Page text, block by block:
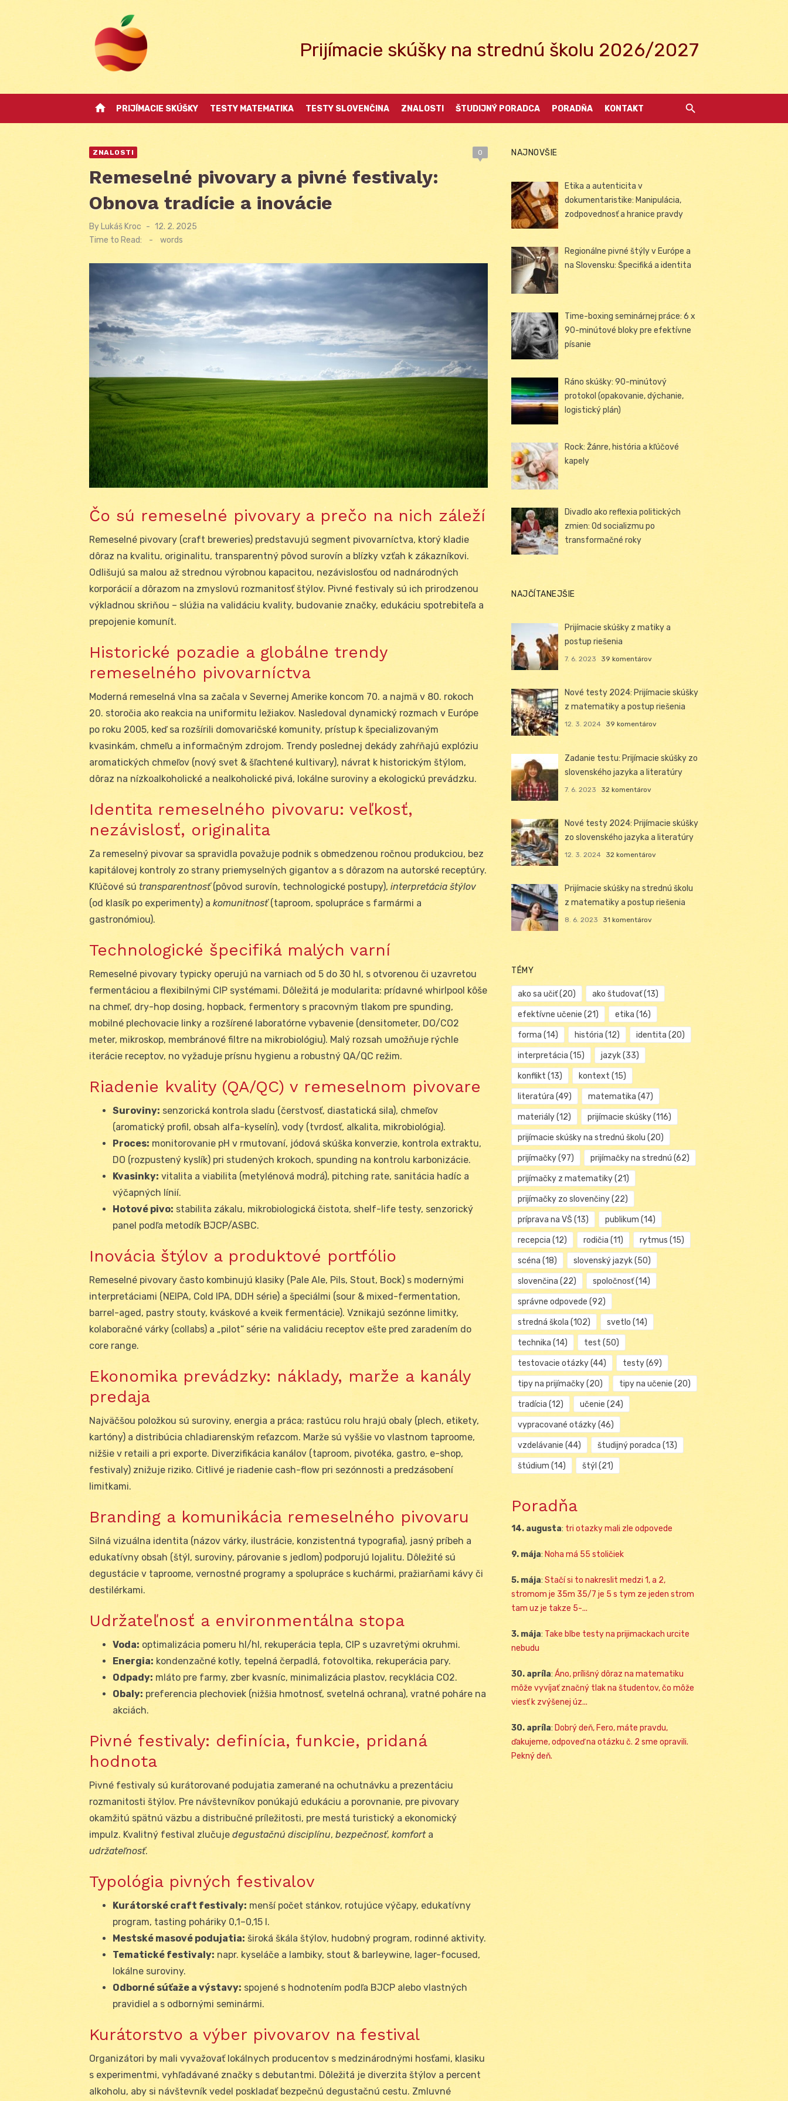
Prijímacie skúšky na strednú školu 2026/2027
home PRIJÍMACIE SKÚŠKY TESTY MATEMATIKA TESTY SLOVENČINA ZNALOSTI ŠTUDIJNÝ PORADCA PORADŇA KONTAKT
ZNALOSTI 0
Remeselné pivovary a pivné festivaly:
Obnova tradície a inovácie
By Lukáš Kroc
Posted
on
12. 2. 2025
Time to Read:
- words
Čo sú remeselné pivovary a prečo na nich záleží
Remeselné pivovary (craft breweries) predstavujú segment pivovarníctva, ktorý kladie
dôraz na kvalitu, originalitu, transparentný pôvod surovín a blízky vzťah k zákazníkovi.
Odlišujú sa malou až strednou výrobnou kapacitou, nezávislosťou od nadnárodných
korporácií a dôrazom na zmyslovú rozmanitosť štýlov. Pivné festivaly sú ich prirodzenou
výkladnou skriňou – slúžia na validáciu kvality, budovanie značky, edukáciu spotrebiteľa a
prepojenie komunít.
Historické pozadie a globálne trendy
remeselného pivovarníctva
Moderná remeselná vlna sa začala v Severnej Amerike koncom 70. a najmä v 80. rokoch
20. storočia ako reakcia na uniformitu ležiakov. Nasledoval dynamický rozmach v Európe
po roku 2005, keď sa rozšírili domovaričské komunity, prístup k špecializovaným
kvasinkám, chmeľu a informačným zdrojom. Trendy poslednej dekády zahŕňajú explóziu
aromatických chmeľov (nový svet & šľachtené kultivary), návrat k historickým štýlom,
dôraz na nízkoalkoholické a nealkoholické pivá, lokálne suroviny a ekologickú prevádzku.
Identita remeselného pivovaru: veľkosť,
nezávislosť, originalita
Za remeselný pivovar sa spravidla považuje podnik s obmedzenou ročnou produkciou, bez
kapitálovej kontroly zo strany priemyselných gigantov a s dôrazom na autorské receptúry.
Kľúčové sú transparentnosť(pôvod surovín, technologické postupy), interpretácia štýlov
(od klasík po experimenty) a komunitnosť(taproom, spolupráce s farmármi a
gastronómiou).
Technologické špecifiká malých varní
Remeselné pivovary typicky operujú na varniach od 5 do 30 hl, s otvorenou či uzavretou
fermentáciou a flexibilnými CIP systémami. Dôležitá je modularita: prídavné whirlpool kôše
na chmeľ, dry-hop dosing, hopback, fermentory s pracovným tlakom pre spunding,
mobilné plechovacie linky a rozšírené laboratórne vybavenie (densitometer, DO/CO2
meter, mikroskop, membránové filtre na mikrobiológiu). Malý rozsah umožňuje rýchle
iterácie receptov, no vyžaduje prísnu hygienu a robustný QA/QC režim.
Riadenie kvality (QA/QC) v remeselnom pivovare
Suroviny: senzorická kontrola sladu (čerstvosť, diastatická sila), chmeľov
(aromatický profil, obsah alfa-kyselín), vody (tvrdosť, alkalita, mikrobiológia).
Proces: monitorovanie pH v rmutovaní, jódová skúška konverzie, kontrola extraktu,
DO (rozpustený kyslík) pri studených krokoch, spunding na kontrolu karbonizácie.
Kvasinky: vitalita a viabilita (metylénová modrá), pitching rate, sanitácia hadíc a
výčapných línií.
Hotové pivo: stabilita zákalu, mikrobiologická čistota, shelf-life testy, senzorický
panel podľa metodík BJCP/ASBC.
Inovácia štýlov a produktové portfólio
Remeselné pivovary často kombinujú klasiky (Pale Ale, Pils, Stout, Bock) s modernými
interpretáciami (NEIPA, Cold IPA, DDH série) a špeciálmi (sour & mixed-fermentation,
barrel-aged, pastry stouty, kváskové a kveik fermentácie). Vznikajú sezónne limitky,
kolaboračné várky (collabs) a „pilot“ série na validáciu receptov ešte pred zaradením do
core range.
Ekonomika prevádzky: náklady, marže a kanály
predaja
Najväčšou položkou sú suroviny, energia a práca; rastúcu rolu hrajú obaly (plech, etikety,
kartóny) a distribúcia chladiarenským reťazcom. Marže sú vyššie vo vlastnom taproome,
nižšie v retaili a pri exporte. Diverzifikácia kanálov (taproom, pivotéka, gastro, e-shop,
festivaly) znižuje riziko. Citlivé je riadenie cash-flow pri sezónnosti a predzásobení
limitkami.
Branding a komunikácia remeselného pivovaru
Silná vizuálna identita (názov várky, ilustrácie, konzistentná typografia), jasný príbeh a
edukatívny obsah (štýl, suroviny, párovanie s jedlom) podporujú lojalitu. Dôležité sú
degustácie v taproome, vernostné programy a spolupráce s kuchármi, pražiarňami kávy či
destilérkami.
Udržateľnosť a environmentálna stopa
Voda: optimalizácia pomeru hl/hl, rekuperácia tepla, CIP s uzavretými okruhmi.
Energia: kondenzačné kotly, tepelná čerpadlá, fotovoltika, rekuperácia pary.
Odpady: mláto pre farmy, zber kvasníc, minimalizácia plastov, recyklácia CO2.
Obaly: preferencia plechoviek (nižšia hmotnosť, svetelná ochrana), vratné poháre na
akciách.
Pivné festivaly: definícia, funkcie, pridaná
hodnota
Pivné festivaly sú kurátorované podujatia zamerané na ochutnávku a prezentáciu
rozmanitosti štýlov. Pre návštevníkov ponúkajú edukáciu a porovnanie, pre pivovary
okamžitú spätnú väzbu a distribučné príležitosti, pre mestá turistický a ekonomický
impulz. Kvalitný festival zlučuje degustačnú disciplínu, bezpečnosť, komforta
udržateľnosť.
Typológia pivných festivalov
Kurátorské craft festivaly: menší počet stánkov, rotujúce výčapy, edukatívny
program, tasting poháriky 0,1–0,15 l.
Mestské masové podujatia: široká škála štýlov, hudobný program, rodinné aktivity.
Tematické festivaly: napr. kyseláče a lambiky, stout & barleywine, lager-focused,
lokálne suroviny.
Odborné súťaže a výstavy: spojené s hodnotením podľa BJCP alebo vlastných
pravidiel a s odbornými seminármi.
Kurátorstvo a výber pivovarov na festival
Organizátori by mali vyvažovať lokálnych producentov s medzinárodnými hosťami, klasiku
s experimentmi, vyhľadávané značky s debutantmi. Dôležitá je diverzita štýlov a percent
alkoholu, aby si návštevník vedel poskladať bezpečnú degustačnú cestu. Zmluvné
NAJNOVŠIE
Etika a autenticita v
dokumentaristike: Manipulácia,
zodpovednosť a hranice pravdy
Regionálne pivné štýly v Európe a
na Slovensku: Špecifiká a identita
Time-boxing seminárnej práce: 6 x
90-minútové bloky pre efektívne
písanie
Ráno skúšky: 90-minútový
protokol (opakovanie, dýchanie,
logistický plán)
Rock: Žánre, história a kľúčové
kapely
Divadlo ako reflexia politických
zmien: Od socializmu po
transformačné roky
NAJČÍTANEJŠIE
Prijímacie skúšky z matiky a
postup riešenia
7. 6. 2023 39 komentárov
Nové testy 2024: Prijímacie skúšky
z matematiky a postup riešenia
12. 3. 2024 39 komentárov
Zadanie testu: Prijímacie skúšky zo
slovenského jazyka a literatúry
7. 6. 2023 32 komentárov
Nové testy 2024: Prijímacie skúšky
zo slovenského jazyka a literatúry
12. 3. 2024 32 komentárov
Prijímacie skúšky na strednú školu
z matematiky a postup riešenia
8. 6. 2023 31 komentárov
TÉMY
ako sa učiť(20) ako študovať(13)
efektívne učenie (21) etika (16)
forma (14) história (12) identita (20)
interpretácia (15) jazyk(33)
konflikt (13) kontext (15)
literatúra (49) matematika (47)
materiály(12) prijímacie skúšky(116)
prijímacie skúšky na strednú školu (20)
prijímačky(97) prijímačky na strednú (62)
prijímačky z matematiky(21)
prijímačky zo slovenčiny(22)
príprava na VŠ (13) publikum (14)
recepcia (12) rodičia (11) rytmus (15)
scéna (18) slovenský jazyk(50)
slovenčina (22) spoločnosť(14)
správne odpovede (92)
stredná škola (102) svetlo (14)
technika (14) test (50)
testovacie otázky(44) testy(69)
tipy na prijímačky(20) tipy na učenie (20)
tradícia (12) učenie (24)
vypracované otázky(46)
vzdelávanie (44) študijný poradca (13)
štúdium (14) štýl (21)
Poradňa
14. augusta: tri otazky mali zle odpovede
9. mája: Noha má 55 stoličiek
5. mája: Stačí si to nakreslit medzi 1, a 2,
stromom je 35m 35/7 je 5 s tym ze jeden strom
tam uz je takze 5-...
3. mája: Take blbe testy na prijimackach urcite
nebudu
30. apríla: Áno, prílišný dôraz na matematiku
môže vyvíjať značný tlak na študentov, čo môže
viesť k zvýšenej úz...
30. apríla: Dobrý deň, Fero, máte pravdu,
ďakujeme, odpoveď na otázku č. 2 sme opravili.
Pekný deň.